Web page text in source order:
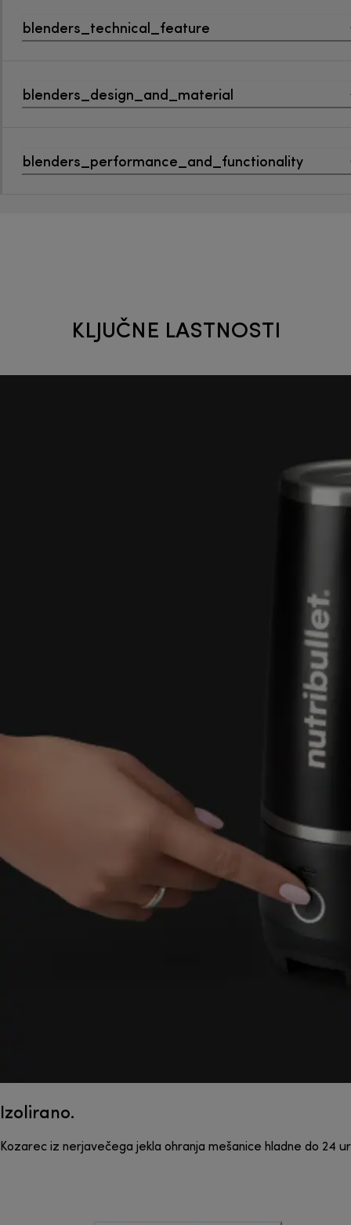
blenders_technical_feature
blenders_design_and_material
blenders_performance_and_functionality
KLJUČNE LASTNOSTI
Izolirano.
Kozarec iz nerjavečega jekla ohranja mešanice hladne do 24